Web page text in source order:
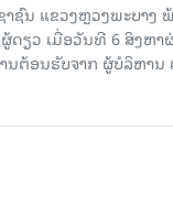
າຊົນ ແຂວງຫຼວງພະບາງ
ດຽວ ເມື່ອ​ວັນ​ທີ 6 ສິງ​ຫາ​
ນຕ້ອນຮັບຈາກ ຜູ້ບໍລິຫານ